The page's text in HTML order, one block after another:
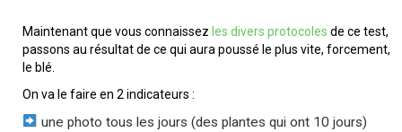
Maintenant que vous connaissez les divers protocoles de ce test,
passons au résultat de ce qui aura poussé le plus vite, forcement,
le blé.
On va le faire en 2 indicateurs :
une photo tous les jours (des plantes qui ont 10 jours)